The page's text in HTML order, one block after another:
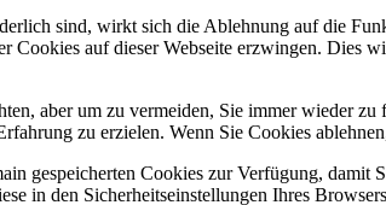
sind, wirkt sich die Ablehnung auf die
auf dieser Webseite erzwingen. Dies
aber um zu vermeiden, Sie immer wieder
zu erzielen. Wenn Sie Cookies
gespeicherten Cookies zur Verfügung,
in den Sicherheitseinstellungen Ihres